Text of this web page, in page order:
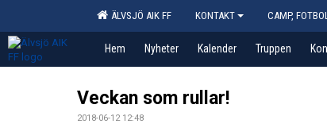
ÄLVSJÖ AIK FF KONTAKT CAMP,
Hem Nyheter Kalender Truppen
Veckan som rullar!
2018-06-12 12:48